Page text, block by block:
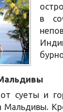
в
суеты и
Мальдивы.